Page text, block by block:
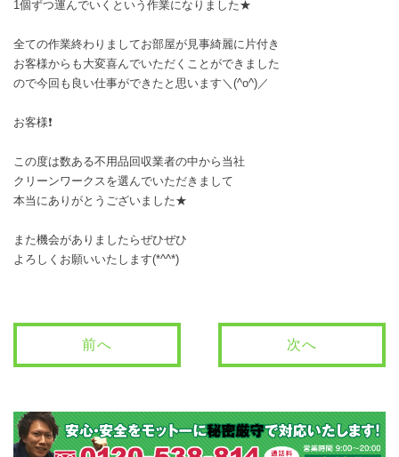
1個ずつ運んでいくという作業になりました★
全ての作業終わりましてお部屋が見事綺麗に片付き
お客様からも大変喜んでいただくことができました
ので今回も良い仕事ができたと思います＼(^o^)／
お客様❗
この度は数ある不用品回収業者の中から当社
クリーンワークスを選んでいただきまして
本当にありがとうございました★
また機会がありましたらぜひぜひ
よろしくお願いいたします(*^^*)
前へ 次へ